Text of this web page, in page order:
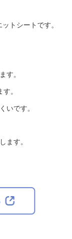
トシートです。
す。
。
いです。
ます。